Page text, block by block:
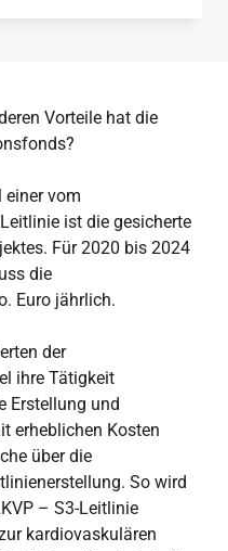
Vorteile hat die
einer vom
ist die gesicherte
Für 2020 bis 2024
die
Euro jährlich.
der
ihre Tätigkeit
Erstellung und
erheblichen Kosten
über die
So wird
– S3-Leitlinie
kardiovaskulären